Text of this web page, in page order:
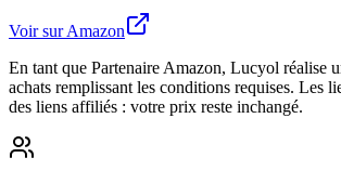
Voir sur Amazon
En tant que Partenaire Amazon, Lucyol réalise
achats remplissant les conditions requises. Les
des liens affiliés : votre prix reste inchangé.